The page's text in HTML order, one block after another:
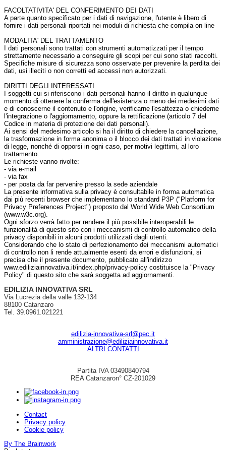
FACOLTATIVITA' DEL CONFERIMENTO DEI DATI
A parte quanto specificato per i dati di navigazione, l'utente è libero di
fornire i dati personali riportati nei moduli di richiesta che compila on line
MODALITA' DEL TRATTAMENTO
I dati personali sono trattati con strumenti automatizzati per il tempo
strettamente necessario a conseguire gli scopi per cui sono stati raccolti.
Specifiche misure di sicurezza sono osservate per prevenire la perdita dei
dati, usi illeciti o non corretti ed accessi non autorizzati.
DIRITTI DEGLI INTERESSATI
I soggetti cui si riferiscono i dati personali hanno il diritto in qualunque
momento di ottenere la conferma dell'esistenza o meno dei medesimi dati
e di conoscerne il contenuto e l'origine, verificarne l'esattezza o chiederne
l'integrazione o l'aggiornamento, oppure la rettificazione (articolo 7 del
Codice in materia di protezione dei dati personali).
Ai sensi del medesimo articolo si ha il diritto di chiedere la cancellazione,
la trasformazione in forma anonima o il blocco dei dati trattati in violazione
di legge, nonché di opporsi in ogni caso, per motivi legittimi, al loro
trattamento.
Le richieste vanno rivolte:
- via e-mail
- via fax
- per posta da far pervenire presso la sede aziendale
La presente informativa sulla privacy è consultabile in forma automatica
dai più recenti browser che implementano lo standard P3P ("Platform for
Privacy Preferences Project") proposto dal World Wide Web Consortium
(www.w3c.org).
Ogni sforzo verrà fatto per rendere il più possibile interoperabili le
funzionalità di questo sito con i meccanismi di controllo automatico della
privacy disponibili in alcuni prodotti utilizzati dagli utenti.
Considerando che lo stato di perfezionamento dei meccanismi automatici
di controllo non li rende attualmente esenti da errori e disfunzioni, si
precisa che il presente documento, pubblicato all'indirizzo
www.ediliziainnovativa.it/index.php/privacy-policy costituisce la "Privacy
Policy" di questo sito che sarà soggetta ad aggiornamenti.
EDILIZIA INNOVATIVA SRL
Via Lucrezia della valle 132-134
88100 Catanzaro
Tel. 39.0961.021221
edilizia-innovativa-srl@pec.it
amministrazione@ediliziainnovativa.it
ALTRI CONTATTI
Partita IVA 03490840794
REA Catanzaron° CZ-201029
Contact
Privacy policy
Cookie policy
By The Brainwork